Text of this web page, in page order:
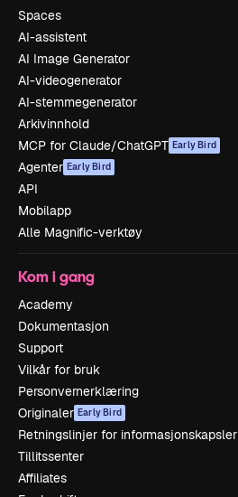
Spaces
AI-assistent
AI Image Generator
AI-videogenerator
AI-stemmegenerator
Arkivinnhold
MCP for Claude/ChatGPT Early Bird
Agenter Early Bird
API
Mobilapp
Alle Magnific-verktøy
Kom i gang
Academy
Dokumentasjon
Support
Vilkår for bruk
Personvernerklæring
Originaler Early Bird
Retningslinjer for informasjonskapsler
Tillitssenter
Affiliates